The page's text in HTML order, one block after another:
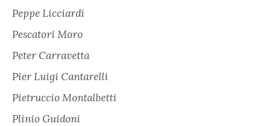
Peppe Licciardi
Pescatori Moro
Peter Carravetta
Pier Luigi Cantarelli
Pietruccio Montalbetti
Plinio Guidoni